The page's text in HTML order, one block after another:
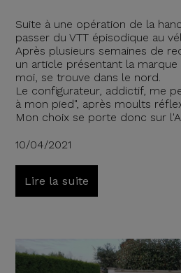
Suite à une opération de la
passer du VTT épisodique au
Après plusieurs semaines de
un article présentant la
moi, se trouve dans le nord.
Le configurateur, addictif, me
à mon pied", après moults
Mon choix se porte donc sur
10/04/2021
Lire la suite